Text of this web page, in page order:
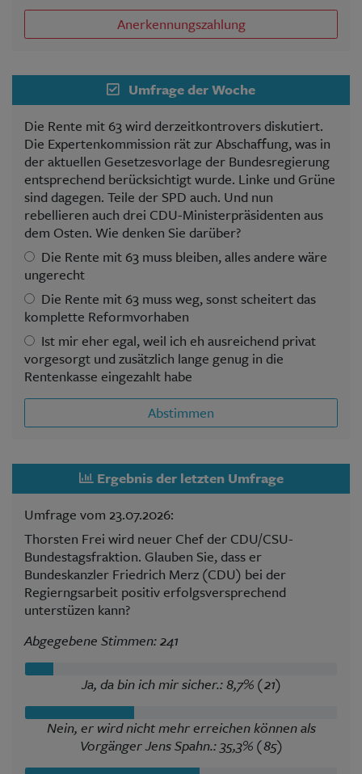
Anerkennungszahlung
Umfrage der Woche
Die Rente mit 63 wird derzeitkontrovers diskutiert.
Die Expertenkommission rät zur Abschaffung, was in
der aktuellen Gesetzesvorlage der Bundesregierung
entsprechend berücksichtigt wurde. Linke und Grüne
sind dagegen. Teile der SPD auch. Und nun
rebellieren auch drei CDU-Ministerpräsidenten aus
dem Osten. Wie denken Sie darüber?
Die Rente mit 63 muss bleiben, alles andere wäre
ungerecht
Die Rente mit 63 muss weg, sonst scheitert das
komplette Reformvorhaben
Ist mir eher egal, weil ich eh ausreichend privat
vorgesorgt und zusätzlich lange genug in die
Rentenkasse eingezahlt habe
Abstimmen
Ergebnis der letzten Umfrage
Umfrage vom 23.07.2026:
Thorsten Frei wird neuer Chef der CDU/CSU-
Bundestagsfraktion. Glauben Sie, dass er
Bundeskanzler Friedrich Merz (CDU) bei der
Regierngsarbeit positiv erfolgsversprechend
unterstüzen kann?
Abgegebene Stimmen: 241
Ja, da bin ich mir sicher.: 8,7% (21)
Nein, er wird nicht mehr erreichen können als
Vorgänger Jens Spahn.: 35,3% (85)